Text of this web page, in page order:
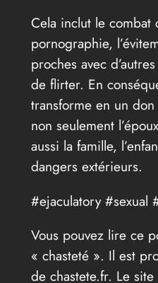
Cela inclut le combat
pornographie,
proches avec
de flirter. En
transforme en un
non seulement
aussi la famille,
dangers extérieurs.
#ejaculatory #sexual
Vous pouvez lire ce
« chasteté ». Il est
de chastete.fr. Le